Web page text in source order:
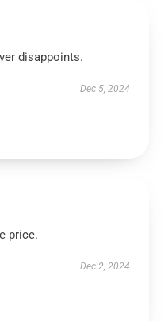
disappoints.
Dec 5, 2024
price.
Dec 2, 2024